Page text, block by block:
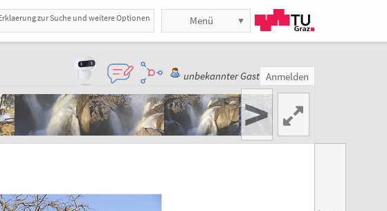
zur Suche und weitere Optionen Menü
unbekannter Gast Anmelden
>